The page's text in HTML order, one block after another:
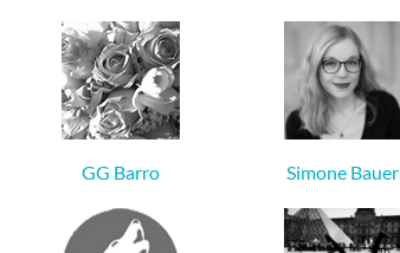
GG Barro Simone Bauer